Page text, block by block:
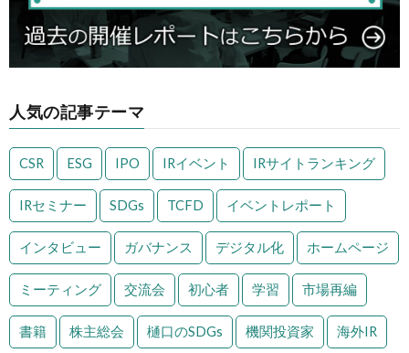
人気の記事テーマ
CSR ESG IPO IRイベント IRサイトランキング
IRセミナー SDGs TCFD イベントレポート
インタビュー ガバナンス デジタル化 ホームページ
ミーティング 交流会 初心者 学習 市場再編
書籍 株主総会 樋口のSDGs 機関投資家 海外IR